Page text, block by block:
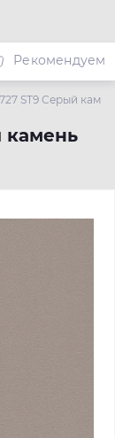
ST9 Серый
камень
Рекомендуем